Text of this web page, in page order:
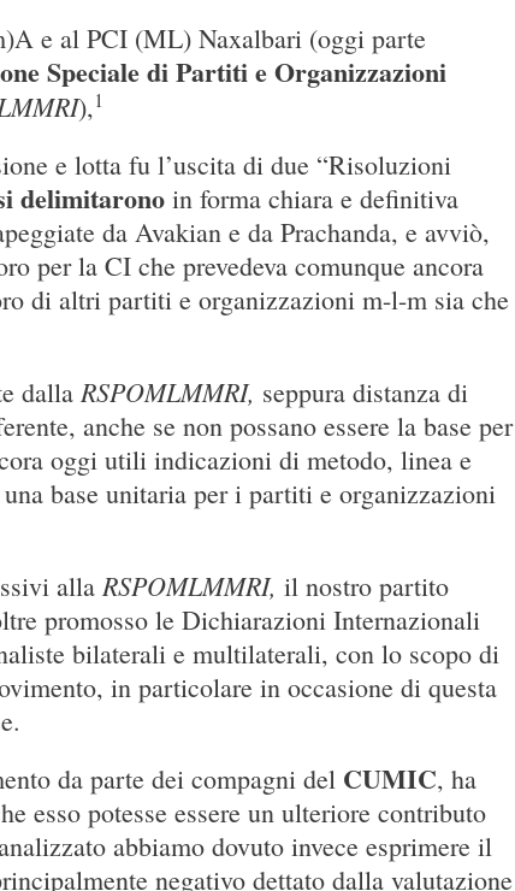
e al PCI (ML) Naxalbari (oggi parte
Speciale di Partiti e Organizzazioni
),1
e lotta fu l’uscita di due “Risoluzioni
delimitaronoin forma chiara e definitiva
da Avakian e da Prachanda, e avviò,
per la CI che prevedeva comunque ancora
di altri partiti e organizzazioni m-l-m sia che
dalla RSPOMLMMRI, seppura distanza di
anche se non possano essere la base per
oggi utili indicazioni di metodo, linea e
base unitaria per i partiti e organizzazioni
alla RSPOMLMMRI, il nostro partito
promosso le Dichiarazioni Internazionali
bilaterali e multilaterali, con lo scopo di
in particolare in occasione di questa
da parte dei compagni del CUMIC, ha
esso potesse essere un ulteriore contributo
abbiamo dovuto invece esprimere il
negativo dettato dalla valutazione